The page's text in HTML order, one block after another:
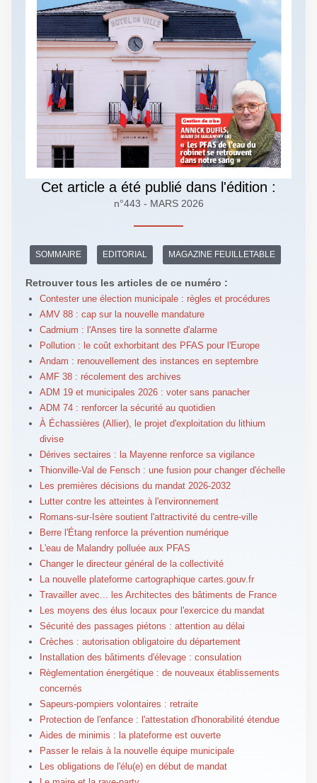
Cet article a été publié dans l'édition :
n°443 - MARS 2026
SOMMAIRE EDITORIAL MAGAZINE FEUILLETABLE
Retrouver tous les articles de ce numéro :
Contester une élection municipale : règles et procédures
AMV 88 : cap sur la nouvelle mandature
Cadmium : l'Anses tire la sonnette d'alarme
Pollution : le coût exhorbitant des PFAS pour l'Europe
Andam : renouvellement des instances en septembre
AMF 38 : récolement des archives
ADM 19 et municipales 2026 : voter sans panacher
ADM 74 : renforcer la sécurité au quotidien
À Échassières (Allier), le projet d'exploitation du lithium
divise
Dérives sectaires : la Mayenne renforce sa vigilance
Thionville-Val de Fensch : une fusion pour changer d'échelle
Les premières décisions du mandat 2026-2032
Lutter contre les atteintes à l'environnement
Romans-sur-Isère soutient l'attractivité du centre-ville
Berre l'Étang renforce la prévention numérique
L'eau de Malandry polluée aux PFAS
Changer le directeur général de la collectivité
La nouvelle plateforme cartographique cartes.gouv.fr
Travailler avec... les Architectes des bâtiments de France
Les moyens des élus locaux pour l'exercice du mandat
Sécurité des passages piétons : attention au délai
Crèches : autorisation obligatoire du département
Installation des bâtiments d'élevage : consulation
Règlementation énergétique : de nouveaux établissements
concernés
Sapeurs-pompiers volontaires : retraite
Protection de l'enfance : l'attestation d'honorabilité étendue
Aides de minimis : la plateforme est ouverte
Passer le relais à la nouvelle équipe municipale
Les obligations de l'élu(e) en début de mandat